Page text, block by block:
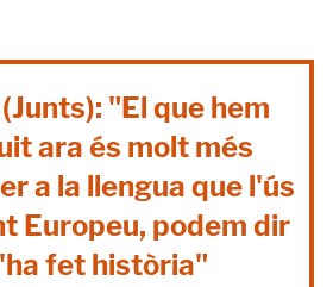
"El que hem
ara és molt més
a la llengua que l'ús
Europeu, podem dir
fet història"